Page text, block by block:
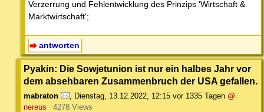
Verzerrung und Fehlentwicklung des Prinzips 'Wirtschaft &
Marktwirtschaft';
antworten
Pyakin: Die Sowjetunion ist nur ein halbes Jahr vor
dem absehbaren Zusammenbruch der USA gefallen.
mabraton Dienstag, 13.12.2022, 12:15 vor 1335 Tagen @
nereus
4278 Views